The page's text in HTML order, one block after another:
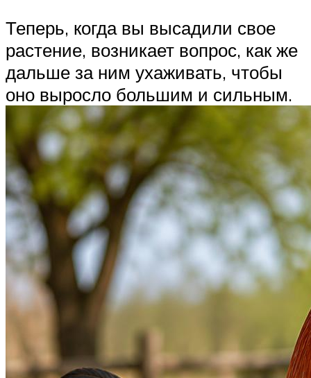
Теперь, когда вы высадили свое
растение, возникает вопрос, как же
дальше за ним ухаживать, чтобы
оно выросло большим и сильным.